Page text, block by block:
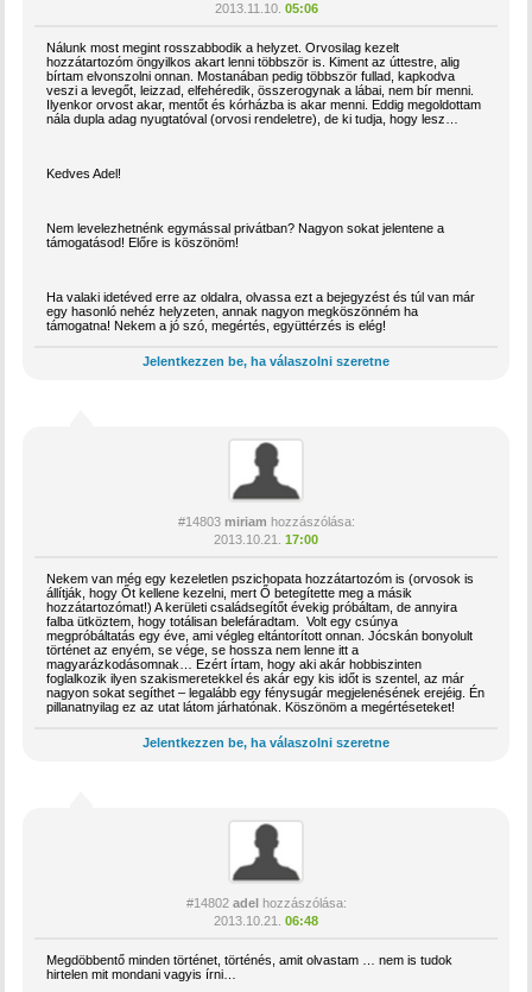
2013.11.10. 05:06
Nálunk most megint rosszabbodik a helyzet. Orvosilag kezelt
hozzátartozóm öngyilkos akart lenni többször is. Kiment az úttestre, alig
bírtam elvonszolni onnan. Mostanában pedig többször fullad, kapkodva
veszi a levegőt, leizzad, elfehéredik, összerogynak a lábai, nem bír menni.
Ilyenkor orvost akar, mentőt és kórházba is akar menni. Eddig megoldottam
nála dupla adag nyugtatóval (orvosi rendeletre), de ki tudja, hogy lesz…
Kedves Adel!
Nem levelezhetnénk egymással privátban? Nagyon sokat jelentene a
támogatásod! Előre is köszönöm!
Ha valaki idetéved erre az oldalra, olvassa ezt a bejegyzést és túl van már
egy hasonló nehéz helyzeten, annak nagyon megköszönném ha
támogatna! Nekem a jó szó, megértés, együttérzés is elég!
Jelentkezzen be, ha válaszolni szeretne
#14803 miriam hozzászólása:
2013.10.21.
17:00
Nekem van még egy kezeletlen pszichopata hozzátartozóm is (orvosok is
állítják, hogy Őt kellene kezelni, mert Ő betegítette meg a másik
hozzátartozómat!) A kerületi családsegítőt évekig próbáltam, de annyira
falba ütköztem, hogy totálisan belefáradtam. Volt egy csúnya
megpróbáltatás egy éve, ami végleg eltántorított onnan. Jócskán bonyolult
történet az enyém, se vége, se hossza nem lenne itt a
magyarázkodásomnak… Ezért írtam, hogy aki akár hobbiszinten
foglalkozik ilyen szakismeretekkel és akár egy kis időt is szentel, az már
nagyon sokat segíthet – legalább egy fénysugár megjelenésének erejéig. Én
pillanatnyilag ez az utat látom járhatónak. Köszönöm a megértéseteket!
Jelentkezzen be, ha válaszolni szeretne
#14802 adelhozzászólása:
2013.10.21.
06:48
Megdöbbentő minden történet, történés, amit olvastam … nem is tudok
hirtelen mit mondani vagyis írni…